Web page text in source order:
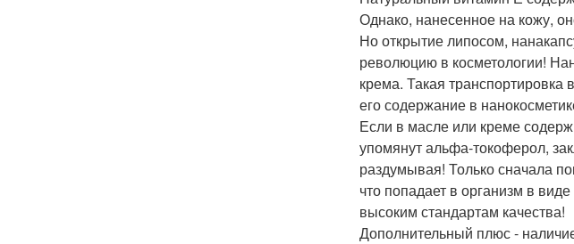
Однако, нанесенное на кожу,
Но открытие липосом,
революцию в косметологии!
крема. Такая
его содержание в
Если в масле или креме
упомянут альфа-токоферол,
раздумывая! Только сначала
что попадает в организм в
высоким стандартам качества!
Дополнительный плюс -